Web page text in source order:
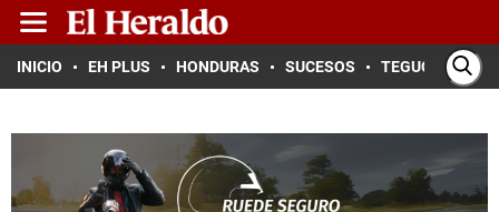
INICIO EH PLUS HONDURAS SUCESOS TEGUCIGALPA